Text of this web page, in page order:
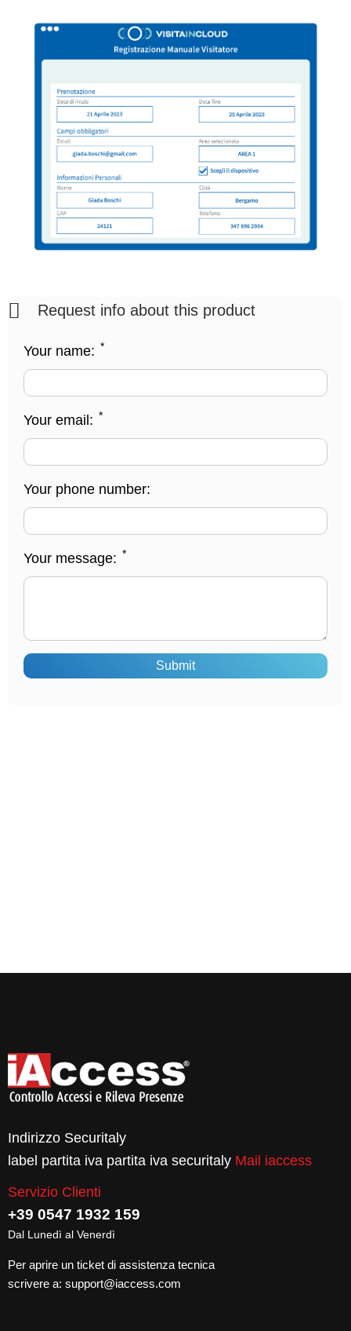
Request info about this product
Your name: *
Your email: *
Your phone number:
Your message: *
Submit
Indirizzo Securitaly
label partita iva partita iva securitaly Mail iaccess
Servizio Clienti
+39 0547 1932 159
Dal Lunedì al Venerdì
Per aprire un ticket di assistenza tecnica
scrivere a: support@iaccess.com